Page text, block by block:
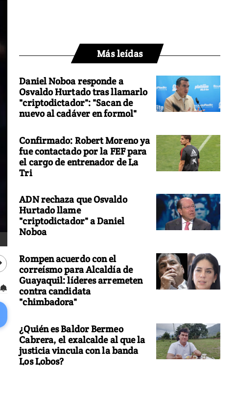
Más leídas
Daniel Noboa responde a
Osvaldo Hurtado tras llamarlo
"criptodictador": "Sacan de
nuevo al cadáver en formol"
Confirmado: Robert Moreno ya
fue contactado por la FEF para
el cargo de entrenador de La
Tri
ADN rechaza que Osvaldo
Hurtado llame
"criptodictador" a Daniel
Noboa
Rompen acuerdo con el
correísmo para Alcaldía de
Guayaquil: líderes arremeten
contra candidata
"chimbadora"
¿Quién es Baldor Bermeo
Cabrera, el exalcalde al que la
justicia vincula con la banda
Los Lobos?